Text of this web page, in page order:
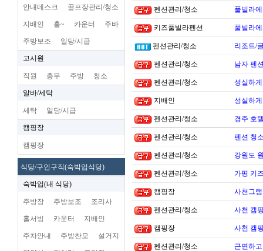
안내데스크 골프장관리/청소
지배인 홀~ 카운터 주바
주방보조 일당/시급
고시원
직원 총무 주방 청소
알바/세탁
세탁 일당/시급
캠핑장
캠핑장
식당/구인구직(숙박업식당)
숙박업(내 식당)
주방장 주방보조 조리사
홀서빙 카운터 지배인
주차안내 주방찬모 설거지
펜션관리/청소 풀빌라
키즈풀빌라펜션 풀빌라
펜션관리/청소 리조트/
펜션관리/청소 남자 펜
펜션관리/청소 성실하
지배인 성실하
펜션관리/청소 경주 호
펜션관리/청소 펜션 청
펜션관리/청소 강원도
펜션관리/청소 가평 키
캠핑장 사천그
펜션관리/청소 사천 캠
캠핑장 사천 캠
펜션관리/청소 근면하